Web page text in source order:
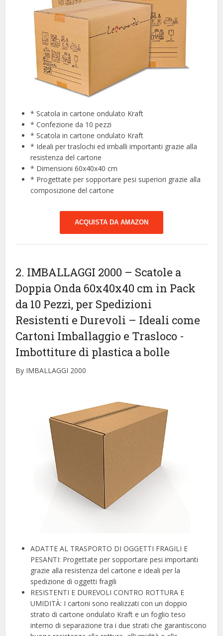
* Scatola in cartone ondulato Kraft
* Confezione da 10 pezzi
* Scatola in cartone ondulato Kraft
* Ideali per traslochi ed imballi importanti grazie alla
resistenza del cartone
* Dimensioni 60x40x40 cm
* Progettate per sopportare pesi superiori grazie alla
composizione del cartone
ACQUISTA DA AMAZON
2. IMBALLAGGI 2000 – Scatole a
Doppia Onda 60x40x40 cm in Pack
da 10 Pezzi, per Spedizioni
Resistenti e Durevoli – Ideali come
Cartoni Imballaggio e Trasloco -
Imbottiture di plastica a bolle
By IMBALLAGGI 2000
ADATTE AL TRASPORTO DI OGGETTI FRAGILI E
PESANTI: Progettate per sopportare pesi importanti
grazie alla resistenza del cartone e ideali per la
spedizione di oggetti fragili
RESISTENTI E DUREVOLI CONTRO ROTTURA E
UMIDITÀ: I cartoni sono realizzati con un doppio
strato di cartone ondulato Kraft e un foglio teso
interno di separazione tra i due strati che garantiscono